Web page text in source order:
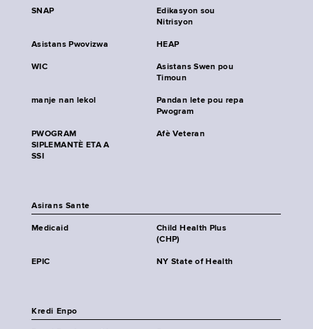
SNAP
Edikasyon sou
Nitrisyon
Asistans Pwovizwa HEAP
WIC
Asistans Swen pou
Timoun
manje nan lekol
Pandan lete pou repa
Pwogram
PWOGRAM
SIPLEMANTÈ ETA A
SSI
Afè Veteran
Asirans Sante
Medicaid
Child Health Plus
(CHP)
EPIC NY State of Health
Kredi Enpo